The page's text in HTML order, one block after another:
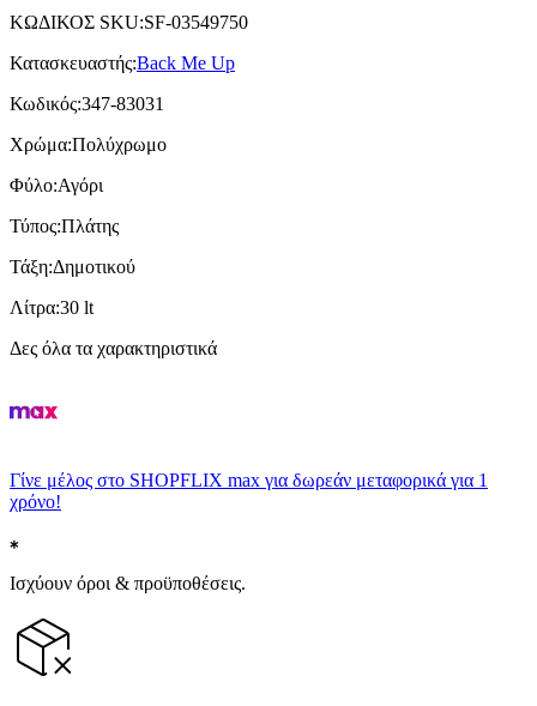
ΚΩΔΙΚΟΣ SKU:SF-03549750
Κατασκευαστής:Back Me Up
Κωδικός:347-83031
Χρώμα:Πολύχρωμο
Φύλο:Αγόρι
Τύπος:Πλάτης
Τάξη:Δημοτικού
Λίτρα:30 lt
Δες όλα τα χαρακτηριστικά
Γίνε μέλος στο SHOPFLIX max για δωρεάν μεταφορικά για 1
χρόνο!
Ισχύουν όροι & προϋποθέσεις.